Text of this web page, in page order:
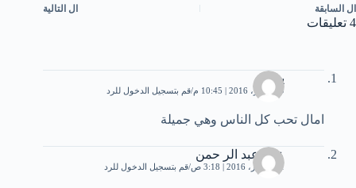
ال السابقة ال التالية
4 تعليقات
يحيى
9 سبتمبر، 2016 | 10:45 م قم بتسجيل الدخول للرد
امال تحب كل الناس وهي جميلة
عمر عبد الر حمن
1 ديسمبر، 2016 | 3:18 ص قم بتسجيل الدخول للرد